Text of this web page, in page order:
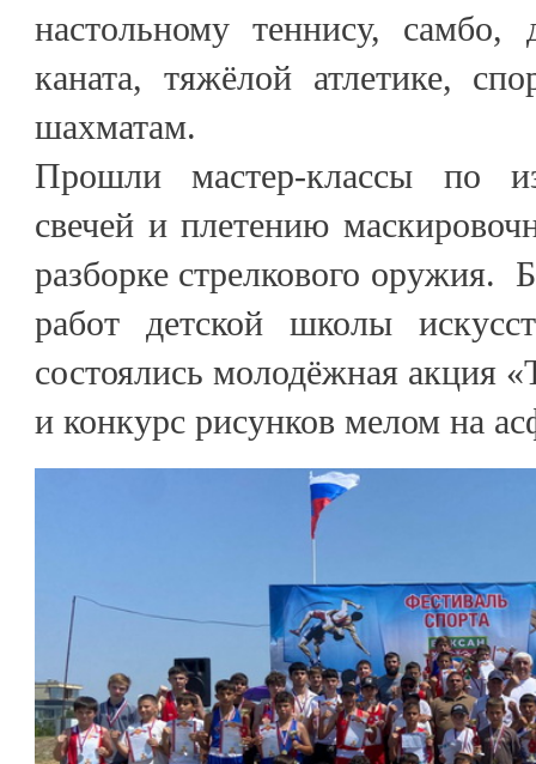
настольному теннису, самбо,
каната, тяжёлой атлетике,
шахматам.
Прошли мастер-классы по
свечей и плетению
разборке стрелкового оружия.
работ детской школы
состоялись молодёжная акция
и конкурс рисунков мелом на